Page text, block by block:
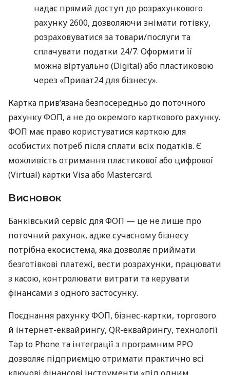
надає прямий доступ до розрахункового
рахунку 2600, дозволяючи знімати готівку,
розраховуватися за товари/послуги та
сплачувати податки 24/7. Оформити її
можна віртуально (Digital) або пластиковою
через «Приват24 для бізнесу».
Картка прив’язана безпосередньо до поточного
рахунку ФОП, а не до окремого карткового рахунку.
ФОП має право користуватися карткою для
особистих потреб після сплати всіх податків. Є
можливість отримання пластикової або цифрової
(Virtual) картки Visa або Mastercard.
Висновок
Банківський сервіс для ФОП — це не лише про
поточний рахунок, адже сучасному бізнесу
потрібна екосистема, яка дозволяє приймати
безготівкові платежі, вести розрахунки, працювати
з касою, контролювати витрати та керувати
фінансами з одного застосунку.
Поєднання рахунку ФОП, бізнес-картки, торгового
й інтернет-еквайрингу, QR-еквайрингу, технології
Tap to Phone та інтеграції з програмним РРО
дозволяє підприємцю отримати практично всі